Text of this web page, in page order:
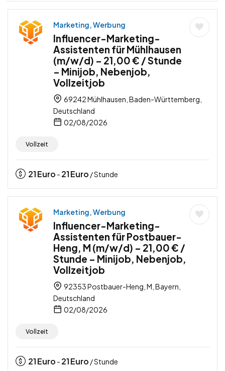
Marketing, Werbung
Influencer-Marketing-
Assistenten für Mühlhausen
(m/w/d) – 21,00 € / Stunde
– Minijob, Nebenjob,
Vollzeitjob
69242 Mühlhausen, Baden-Württemberg,
Deutschland
02/08/2026
Vollzeit
21Euro - 21Euro / Stunde
Marketing, Werbung
Influencer-Marketing-
Assistenten für Postbauer-
Heng, M (m/w/d) – 21,00 € /
Stunde – Minijob, Nebenjob,
Vollzeitjob
92353 Postbauer-Heng, M, Bayern,
Deutschland
02/08/2026
Vollzeit
21Euro - 21Euro / Stunde